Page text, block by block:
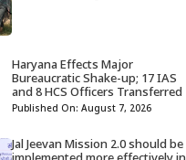
Haryana Effects Major
Bureaucratic Shake-up; 17 IAS
and 8 HCS Officers Transferred
Published On: August 7, 2026
Jal Jeevan Mission 2.0 should be